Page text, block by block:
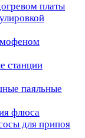
платы
станции
паяльные
флюса
для припоя